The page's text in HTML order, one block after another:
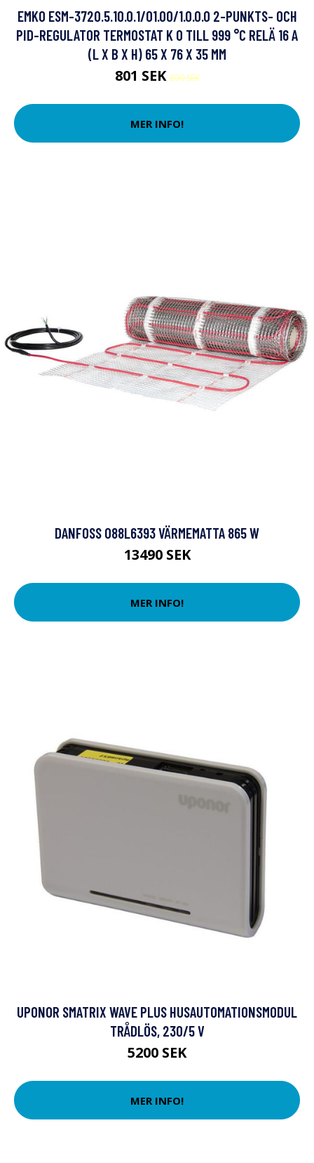
EMKO ESM-3720.5.10.0.1/01.00/1.0.0.0 2-PUNKTS- OCH
PID-REGULATOR TERMOSTAT K 0 TILL 999 °C RELÄ 16 A
(L X B X H) 65 X 76 X 35 MM
801 SEK890 SEK
MER INFO!
DANFOSS 088L6393 VÄRMEMATTA 865 W
13490 SEK
MER INFO!
UPONOR SMATRIX WAVE PLUS HUSAUTOMATIONSMODUL
TRÅDLÖS, 230/5 V
5200 SEK
MER INFO!